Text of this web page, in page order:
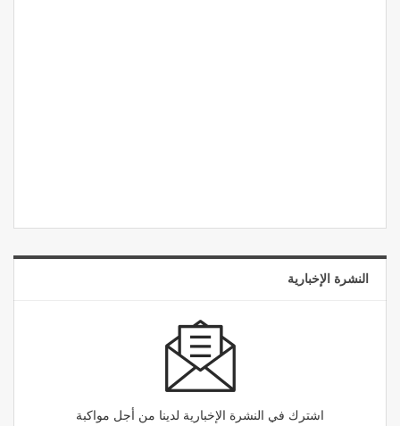
النشرة الإخبارية
اشترك في النشرة الإخبارية لدينا من أجل مواكبة